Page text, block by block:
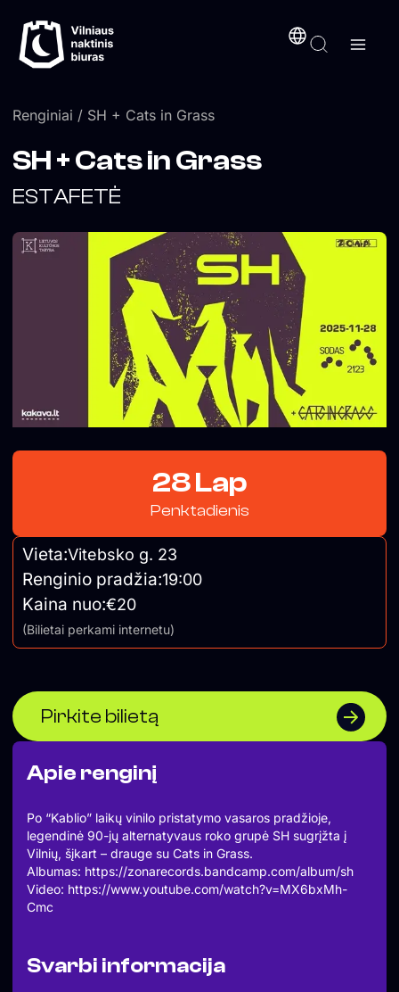
prie
turinio
Renginiai / SH + Cats in Grass
Apie renginį
Po “Kablio” laikų vinilo pristatymo vasaros pradžioje,
legendinė 90-jų alternatyvaus roko grupė SH sugrįžta į
Vilnių, šįkart – drauge su Cats in Grass.
Albumas: https://zonarecords.bandcamp.com/album/sh
Video: https://www.youtube.com/watch?v=MX6bxMh-
Cmc
Svarbi informacija
SH + Cats in Grass
ESTAFETĖ
28 Lap
Penktadienis
Vieta:Vitebsko g. 23
Renginio pradžia:19:00
Kaina nuo:€20
(Bilietai perkami internetu)
Pirkite bilietą